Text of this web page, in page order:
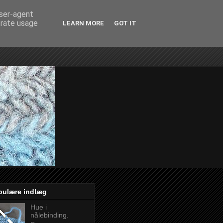
indlæg
Hue i
nålebinding.
agent
usage
LEARN MORE GOT IT